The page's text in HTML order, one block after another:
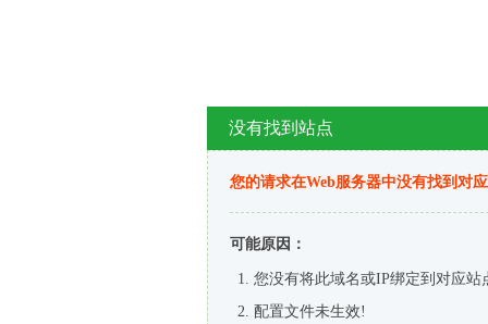
没有找到站点
您的请求在Web服务器中没有找到对
可能原因：
您没有将此域名或IP绑定到对应站
配置文件未生效!